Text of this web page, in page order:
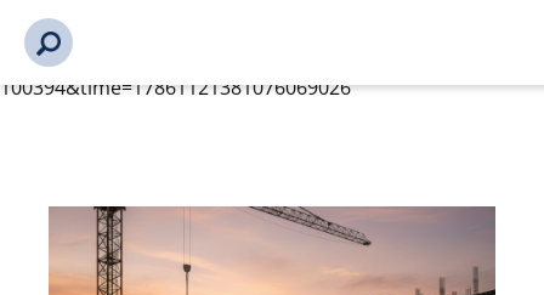
omossliste-sponsorerogannonsrer%2Fvare-
samarbeidspartnere%2Fbransjekonferansen-2026-100394-
100394&time=17861121381076069026